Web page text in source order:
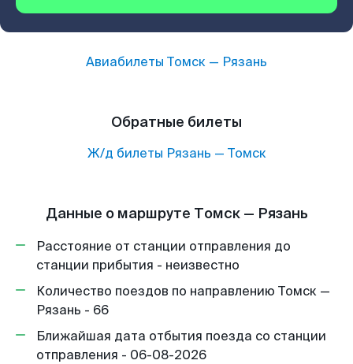
Авиабилеты Томск — Рязань
Обратные билеты
Ж/д билеты Рязань — Томск
Данные о маршруте Томск — Рязань
Расстояние от станции отправления до
станции прибытия - неизвестно
Количество поездов по направлению Томск —
Рязань - 66
Ближайшая дата отбытия поезда со станции
отправления - 06-08-2026